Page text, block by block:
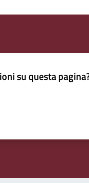
su questa